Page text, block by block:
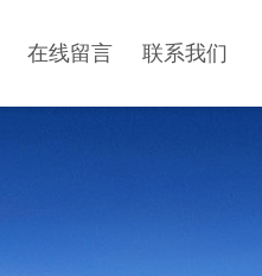
在线留言 联系我们